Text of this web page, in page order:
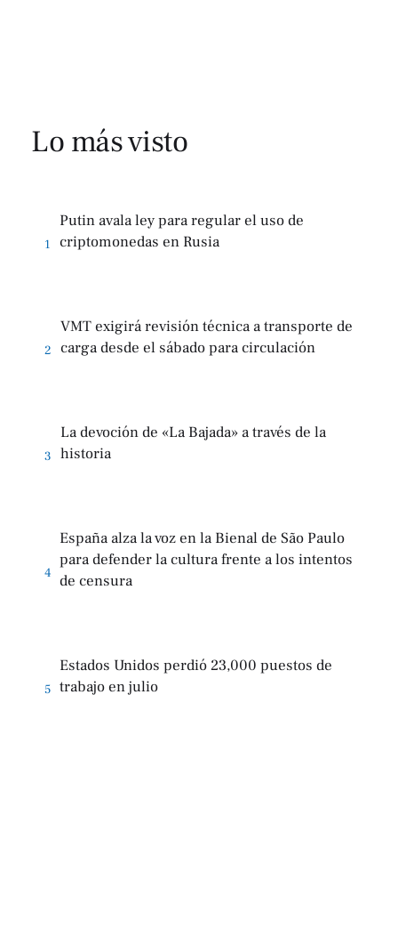
Lo más visto
1
Putin avala ley para regular el uso de
criptomonedas en Rusia
2
VMT exigirá revisión técnica a transporte de
carga desde el sábado para circulación
3
La devoción de «La Bajada» a través de la
historia
4
España alza la voz en la Bienal de São Paulo
para defender la cultura frente a los intentos
de censura
5
Estados Unidos perdió 23,000 puestos de
trabajo en julio